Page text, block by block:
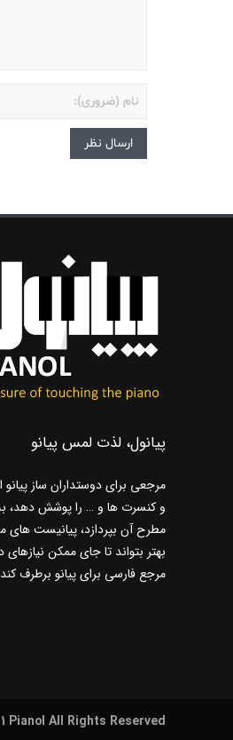
پیانول، لذت لمس پیانو
مرجعی برای دوستداران ساز
و کنسرت ها و … را پوشش دهد،
مطرح آن بپردازد، پیانیست های
بهتر بتواند تا جای ممکن نیازهای
مرجع فارسی برای پیانو برطرف
Pianol All Rights Reserved